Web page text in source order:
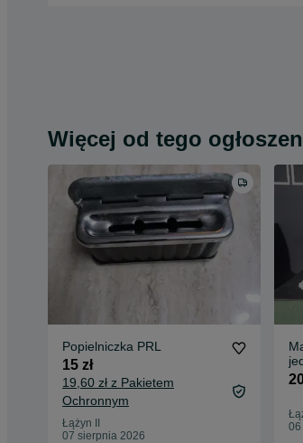
Więcej od tego
Popielniczka PRL
15 zł
19,60 zł z Pakietem
Ochronnym
Łążyn II
07 sierpnia 2026
06